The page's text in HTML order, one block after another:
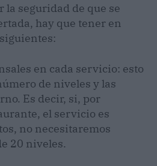
la seguridad de que se
hay que tener en
en cada servicio: esto
de niveles y las
Es decir, si, por
el servicio es
no necesitaremos
20 niveles.